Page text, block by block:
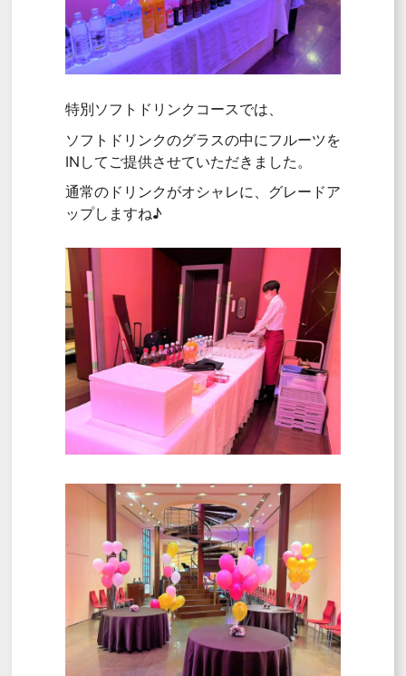
特別ソフトドリンクコースでは、
ソフトドリンクのグラスの中にフルーツを
INしてご提供させていただきました。
通常のドリンクがオシャレに、グレードア
ップしますね♪